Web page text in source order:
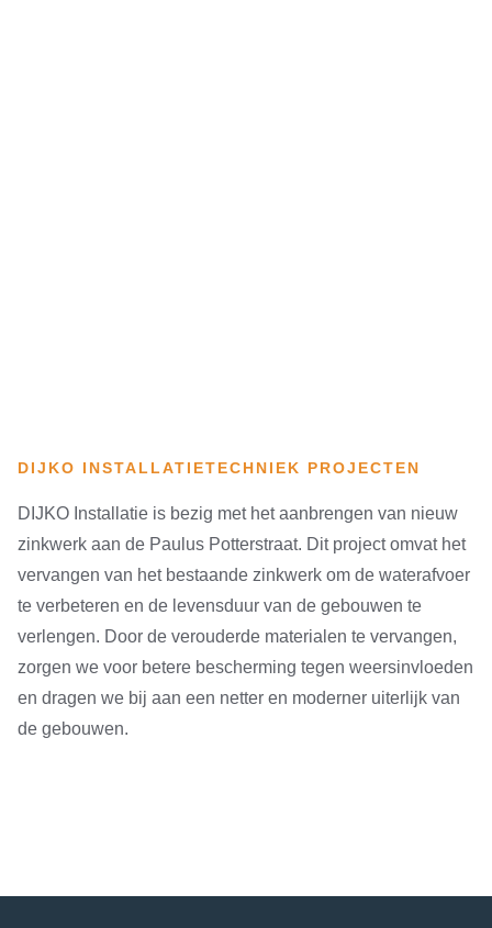
DIJKO INSTALLATIETECHNIEK PROJECTEN
DIJKO Installatie is bezig met het aanbrengen van nieuw
zinkwerk aan de Paulus Potterstraat. Dit project omvat het
vervangen van het bestaande zinkwerk om de waterafvoer
te verbeteren en de levensduur van de gebouwen te
verlengen. Door de verouderde materialen te vervangen,
zorgen we voor betere bescherming tegen weersinvloeden
en dragen we bij aan een netter en moderner uiterlijk van
de gebouwen.